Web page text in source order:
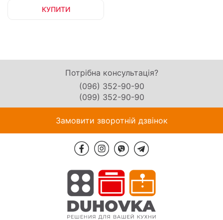
КУПИТИ
Потрібна консультація?
(096) 352-90-90
(099) 352-90-90
Замовити зворотній дзвінок